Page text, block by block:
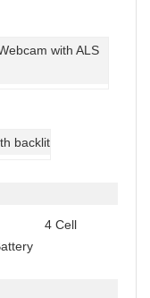
with ALS
backlit
4 Cell